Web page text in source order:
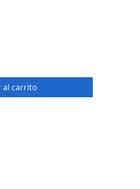
al carrito